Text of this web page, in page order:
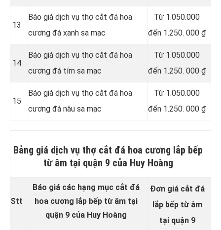
13
Báo giá dịch vụ thợ cắt đá hoa
cương đá xanh sa mạc
Từ 1.050.000
đến 1.250. 000 ₫
14
Báo giá dịch vụ thợ cắt đá hoa
cương đá tím sa mạc
Từ 1.050.000
đến 1.250. 000 ₫
15
Báo giá dịch vụ thợ cắt đá hoa
cương đá nâu sa mạc
Từ 1.050.000
đến 1.250. 000 ₫
Bảng giá dịch vụ thợ cắt đá hoa cương lắp bếp
từ âm tại quận 9 của Huy Hoàng
Stt
Báo giá các hạng mục cắt đá
hoa cương lắp bếp từ âm tại
quận 9 của Huy Hoàng
Đơn giá cắt đá
lắp bếp từ âm
tại quận 9